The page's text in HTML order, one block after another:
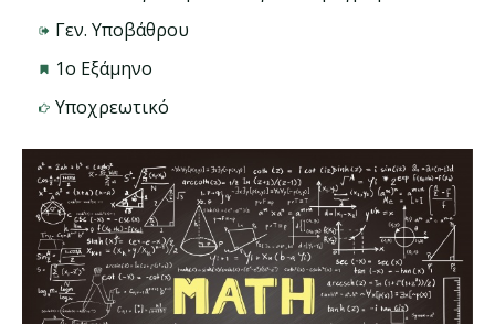
Γεν. Υποβάθρου
1ο Εξάμηνο
Υποχρεωτικό